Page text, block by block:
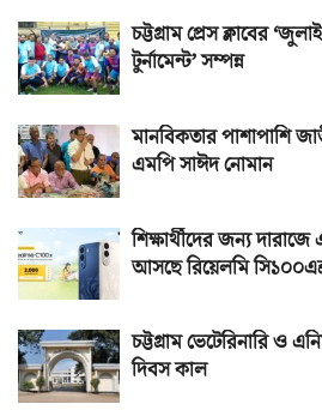
চট্টগ্রাম প্রেস ক্লাবের
টুর্নামেন্ট’ সম্পন্ন
মানবিকতার পাশাপাশি
এমপি সাঈদ নোমান
শিক্ষার্থীদের জন্য
আসছে রিয়েলমি
চট্টগ্রাম ভেটেরিনারি ও
দিবস কাল